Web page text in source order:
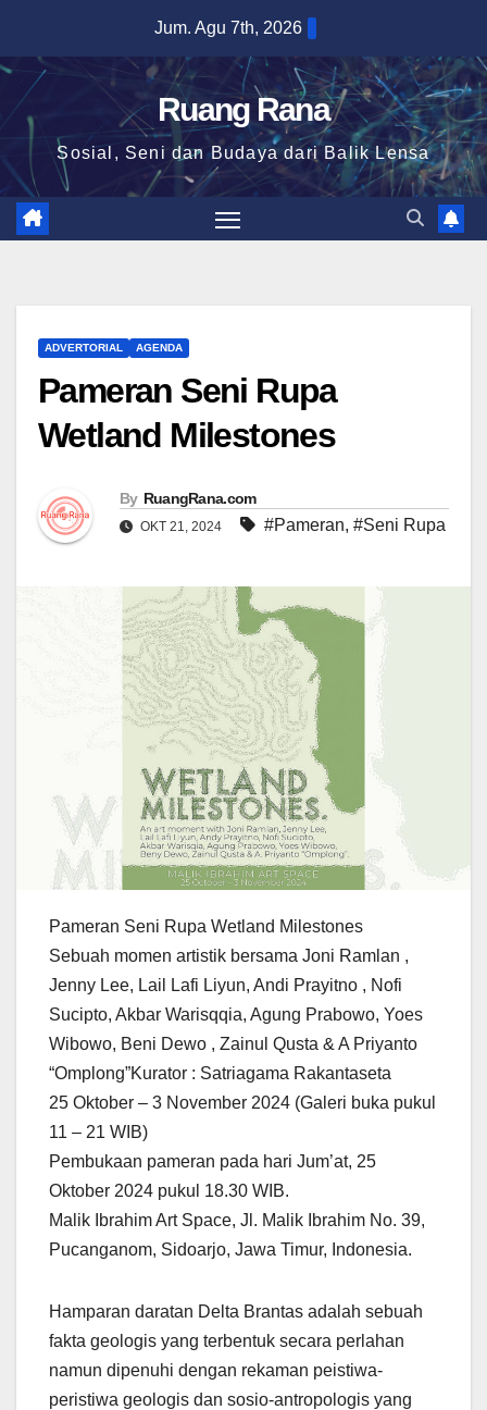
content
Jum. Agu 7th, 2026
Ruang Rana
Sosial, Seni dan Budaya dari Balik Lensa
ADVERTORIAL AGENDA
Pameran Seni Rupa
Wetland Milestones
By RuangRana.com
OKT 21, 2024 #Pameran, #Seni Rupa
Pameran Seni Rupa Wetland Milestones
Sebuah momen artistik bersama Joni Ramlan ,
Jenny Lee, Lail Lafi Liyun, Andi Prayitno , Nofi
Sucipto, Akbar Warisqqia, Agung Prabowo, Yoes
Wibowo, Beni Dewo , Zainul Qusta & A Priyanto
“Omplong”Kurator : Satriagama Rakantaseta
25 Oktober – 3 November 2024 (Galeri buka pukul
11 – 21 WIB)
Pembukaan pameran pada hari Jum’at, 25
Oktober 2024 pukul 18.30 WIB.
Malik Ibrahim Art Space, Jl. Malik Ibrahim No. 39,
Pucanganom, Sidoarjo, Jawa Timur, Indonesia.
Hamparan daratan Delta Brantas adalah sebuah
fakta geologis yang terbentuk secara perlahan
namun dipenuhi dengan rekaman peistiwa-
peristiwa geologis dan sosio-antropologis yang